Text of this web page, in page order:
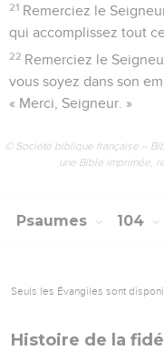
21 Remerciez le
qui accomplissez tout
22 Remerciez le
vous soyez dans son
« Merci, Seigneur. »
© Société biblique française –
une Bible imprimée,
Psaumes 104
Seuls les Évangiles sont
Histoire de la